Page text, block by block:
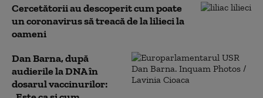
Cercetătorii au descoperit cum poate
un coronavirus să treacă de la lilieci la
oameni
Dan Barna, după
audierile la DNA în
dosarul vaccinurilor: